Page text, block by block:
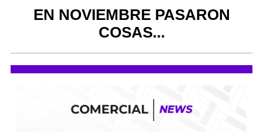
EN NOVIEMBRE PASARON
COSAS...